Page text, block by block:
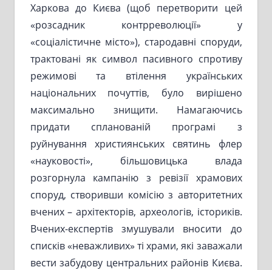
Харкова до Києва (щоб перетворити цей
«розсадник контрреволюції» у
«соціалістичне місто»), стародавні споруди,
трактовані як символ пасивного спротиву
режимові та втілення українських
національних почуттів, було вирішено
максимально знищити. Намагаючись
придати спланованій програмі з
руйнування християнських святинь флер
«науковості», більшовицька влада
розгорнула кампанію з ревізії храмових
споруд, створивши комісію з авторитетних
вчених – архітекторів, археологів, істориків.
Вчених-експертів змушували вносити до
списків «неважливих» ті храми, які заважали
вести забудову центральних районів Києва.